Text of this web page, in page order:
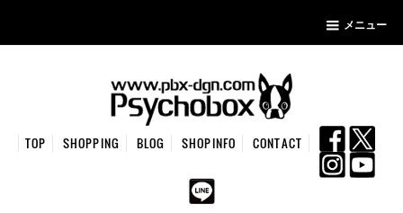
メニュー
TOP SHOPPING BLOG SHOPINFO CONTACT